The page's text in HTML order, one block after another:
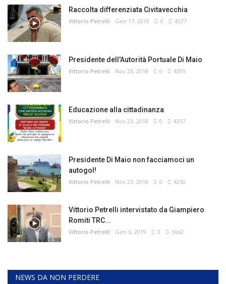
Raccolta differenziata Civitavecchia
Vittorio Petrelli Gen 17, 2019 0 4577
Presidente dell'Autorità Portuale Di Maio
Vittorio Petrelli Nov 23, 2018 0 4395
Educazione alla cittadinanza
Vittorio Petrelli Nov 23, 2018 0 4357
Presidente Di Maio non facciamoci un
autogol!
Vittorio Petrelli Nov 23, 2018 0 4250
Vittorio Petrelli intervistato da Giampiero
Romiti TRC...
Vittorio Petrelli Gen 6, 2019 0 3662
NEWS DA NON PERDERE